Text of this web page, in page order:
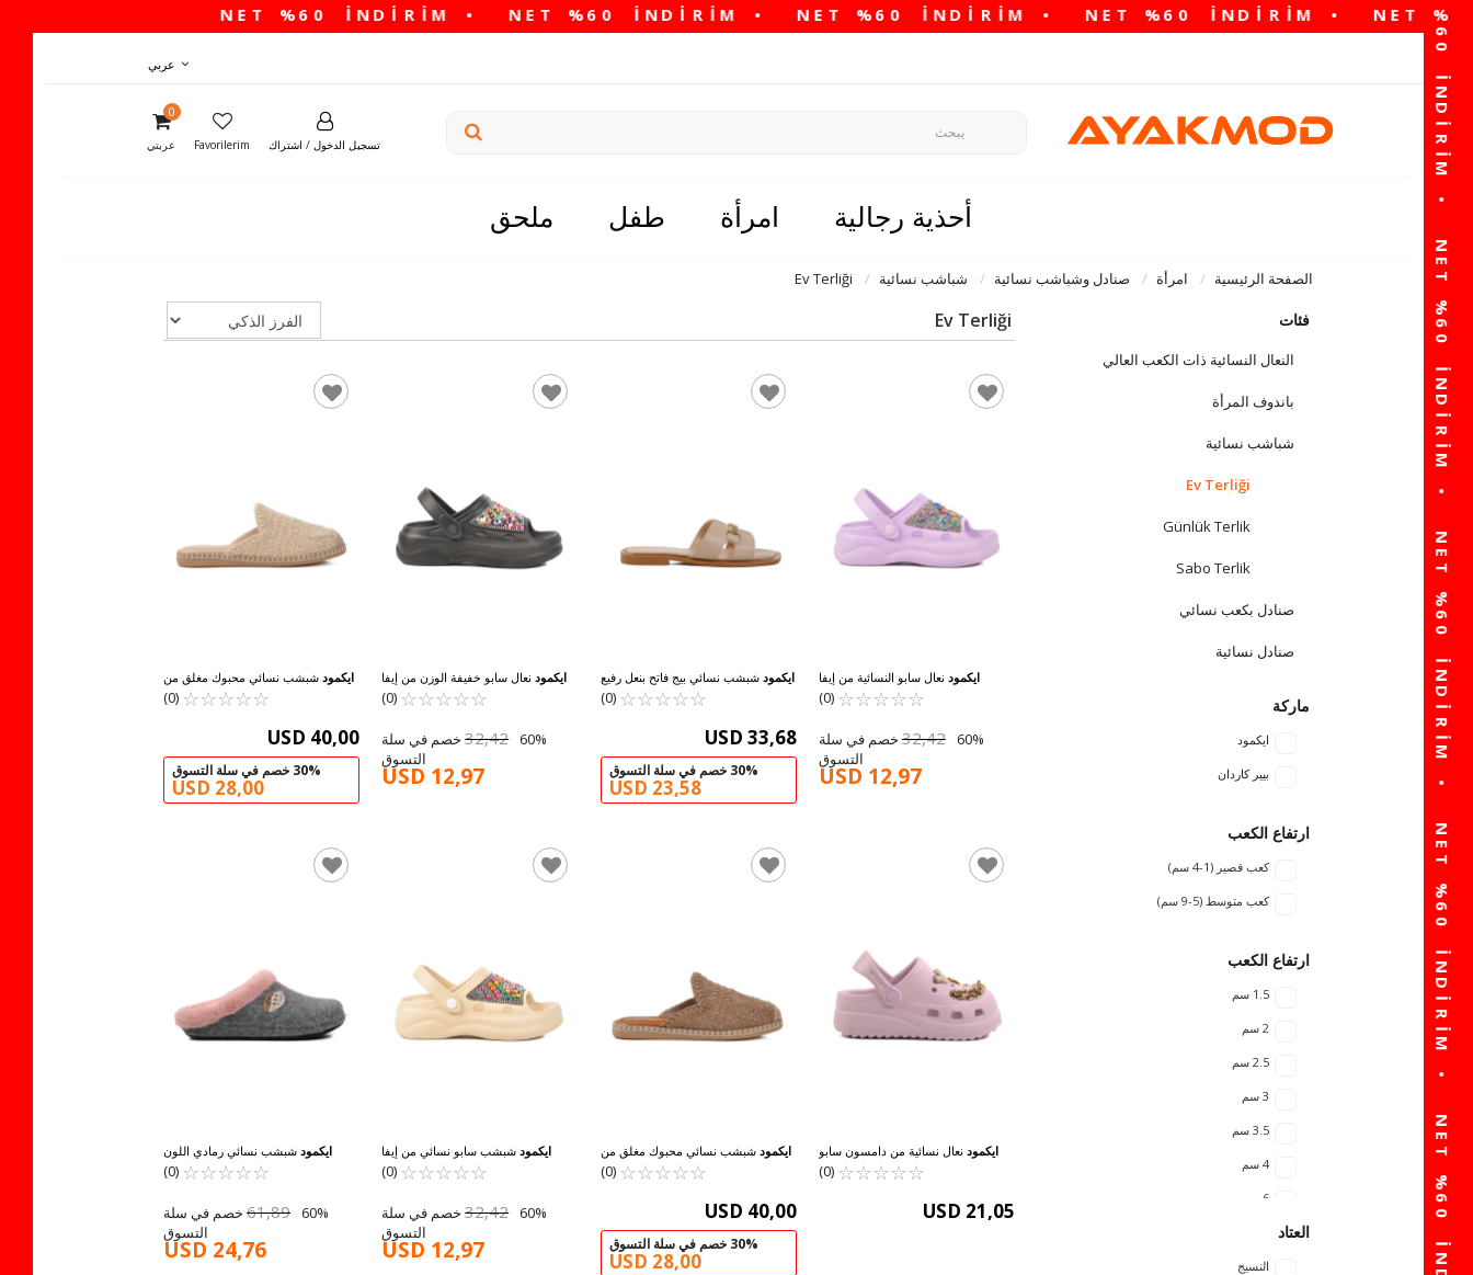
عربي
تسجيل الدخول / اشتراك Favorilerim
0
عربتي
أحذية رجالية امرأة طفل ملحق
الصفحة الرئيسية امرأة صنادل وشباشب نسائية شباشب نسائية Ev Terliği
فئات
النعال النسائية ذات الكعب العالي
باندوف المرأة
شباشب نسائية
Ev Terliği
Günlük Terlik
Sabo Terlik
صنادل بكعب نسائي
صنادل نسائية
ماركة
ايكمود
بيير كاردان
ارتفاع الكعب
كعب قصير (1-4 سم)
كعب متوسط ​​(5-9 سم)
ارتفاع الكعب
1.5 سم
2 سم
2.5 سم
3 سم
3.5 سم
4 سم
6 سم
العتاد
النسيج
Ev Terliği
ايكمود شبشب نسائي محبوك مغلق من
الأمام باللون البيج 542042 Z
☆
☆
☆
☆
☆ ★
★
★
★
★
(0)
USD 40,00
30% خصم في سلة التسوق
USD 28,00
ايكمودنعال سابو خفيفة الوزن من إيفا
مطرزة باللون الأسود للنساء E-800 Z
☆
☆
☆
☆
☆ ★
★
★
★
★
(0)
32,4260% خصم في سلة
التسوق
USD 12,97
ايكمود شبشب نسائي بيج فاتح بنعل رفيع
246041 Z
☆
☆
☆
☆
☆ ★
★
★
★
★
(0)
USD 33,68
30% خصم في سلة التسوق
USD 23,58
ايكمود نعال سابو النسائية من إيفا
مطرزة باللون البنفسجي الفاتح E-800 Z
☆
☆
☆
☆
☆ ★
★
★
★
★
(0)
32,4260% خصم في سلة
التسوق
USD 12,97
ايكمود شبشب نسائي رمادي اللون
Bento K-9529 Z ☆
☆
☆
☆
☆ ★
★
★
★
★
(0)
61,89 60% خصم في سلة
التسوق
USD 24,76
ايكمودشبشب سابو نسائي من إيفا
مطرز باللون البيج الفاتح E-800 Z
☆
☆
☆
☆
☆ ★
★
★
★
★
(0)
32,4260% خصم في سلة
التسوق
USD 12,97
ايكمود شبشب نسائي محبوك مغلق من
الأمام باللون البني 542042 Z
☆
☆
☆
☆
☆ ★
★
★
★
★
(0)
USD 40,00
30% خصم في سلة التسوق
USD 28,00
ايكمود نعال نسائية من دامسون سابو
205 Z
☆
☆
☆
☆
☆ ★
★
★
★
★
(0)
USD 21,05